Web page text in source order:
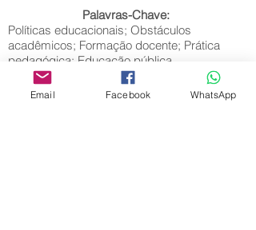
Palavras-Chave:
Políticas educacionais; Obstáculos
acadêmicos; Formação docente; Prática
pedagógica; Educação pública.
Email Facebook WhatsApp